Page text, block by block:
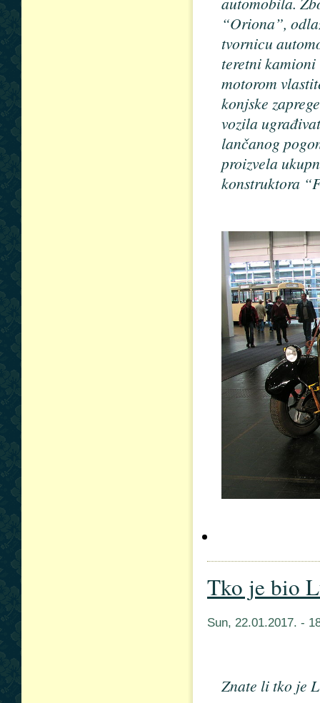
“Oriona”,
tvornicu
teretni
motorom
konjske
vozila
lančanog
proizvela
konstruktora
Tko je bio
Sun, 22.01.2017. -
Znate li tko je